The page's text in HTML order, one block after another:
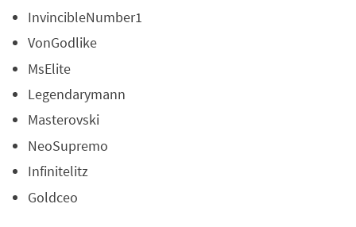
InvincibleNumber1
VonGodlike
MsElite
Legendarymann
Masterovski
NeoSupremo
Infinitelitz
Goldceo